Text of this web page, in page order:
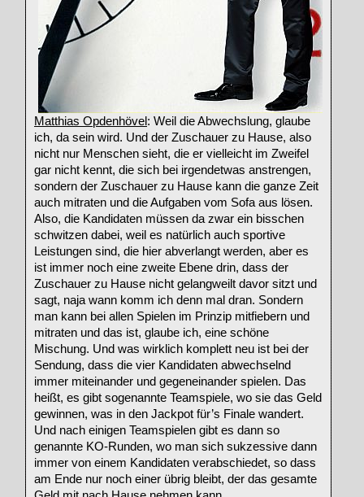
Matthias Opdenhövel : Weil die Abwechslung, glaube
ich, da sein wird. Und der Zuschauer zu Hause, also
nicht nur Menschen sieht, die er vielleicht im Zweifel
gar nicht kennt, die sich bei irgendetwas anstrengen,
sondern der Zuschauer zu Hause kann die ganze Zeit
auch mitraten und die Aufgaben vom Sofa aus lösen.
Also, die Kandidaten müssen da zwar ein bisschen
schwitzen dabei, weil es natürlich auch sportive
Leistungen sind, die hier abverlangt werden, aber es
ist immer noch eine zweite Ebene drin, dass der
Zuschauer zu Hause nicht gelangweilt davor sitzt und
sagt, naja wann komm ich denn mal dran. Sondern
man kann bei allen Spielen im Prinzip mitfiebern und
mitraten und das ist, glaube ich, eine schöne
Mischung. Und was wirklich komplett neu ist bei der
Sendung, dass die vier Kandidaten abwechselnd
immer miteinander und gegeneinander spielen. Das
heißt, es gibt sogenannte Teamspiele, wo sie das Geld
gewinnen, was in den Jackpot für’s Finale wandert.
Und nach einigen Teamspielen gibt es dann so
genannte KO-Runden, wo man sich sukzessive dann
immer von einem Kandidaten verabschiedet, so dass
am Ende nur noch einer übrig bleibt, der das gesamte